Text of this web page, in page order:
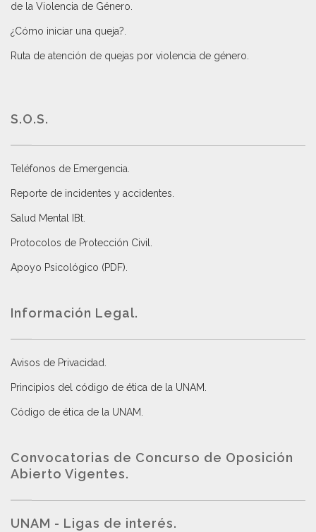
de la Violencia de Género
¿Cómo iniciar una queja?
Ruta de atención de quejas por violencia de género
S.O.S.
Teléfonos de Emergencia.
Reporte de incidentes y accidentes
Salud Mental IBt
Protocolos de Protección Civil
Apoyo Psicológico (PDF)
Información Legal.
Avisos de Privacidad
Principios del código de ética de la UNAM
Código de ética de la UNAM
Convocatorias de Concurso de Oposición
Abierto Vigentes.
UNAM - Ligas de interés.